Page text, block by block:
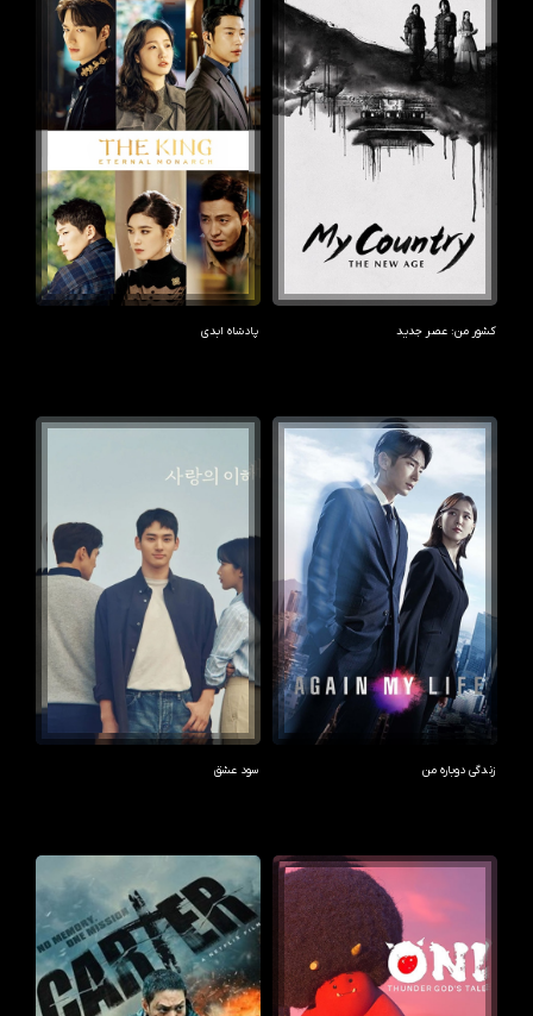
کشور من: عصر جدید پادشاه ابدی
زندگی دوباره من سود عشق